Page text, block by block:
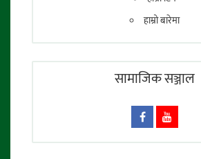
हाम्रो बारेमा
सामाजिक सञ्जाल